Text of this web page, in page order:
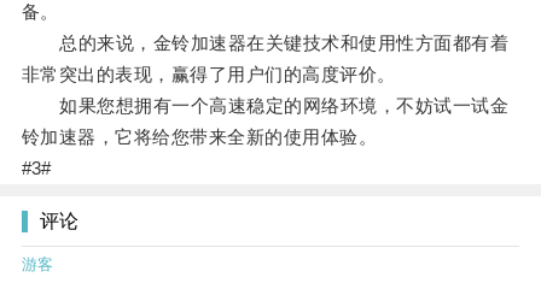
备。
总的来说，金铃加速器在关键技术和使用性方面都有着
非常突出的表现，赢得了用户们的高度评价。
如果您想拥有一个高速稳定的网络环境，不妨试一试金
铃加速器，它将给您带来全新的使用体验。
#3#
评论
游客